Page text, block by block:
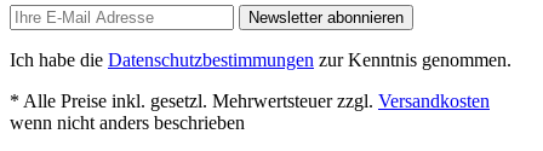
Newsletter abonnieren
Ich habe die Datenschutzbestimmungen zur Kenntnis genommen.
* Alle Preise inkl. gesetzl. Mehrwertsteuer zzgl. Versandkosten
wenn nicht anders beschrieben